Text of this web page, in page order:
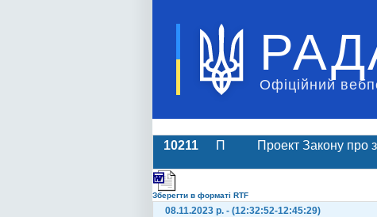
Офіційний
10211 П
Проект Закону про
Зберегти в форматі RTF
08.11.2023 р. - (12:32:52-12:45:29)